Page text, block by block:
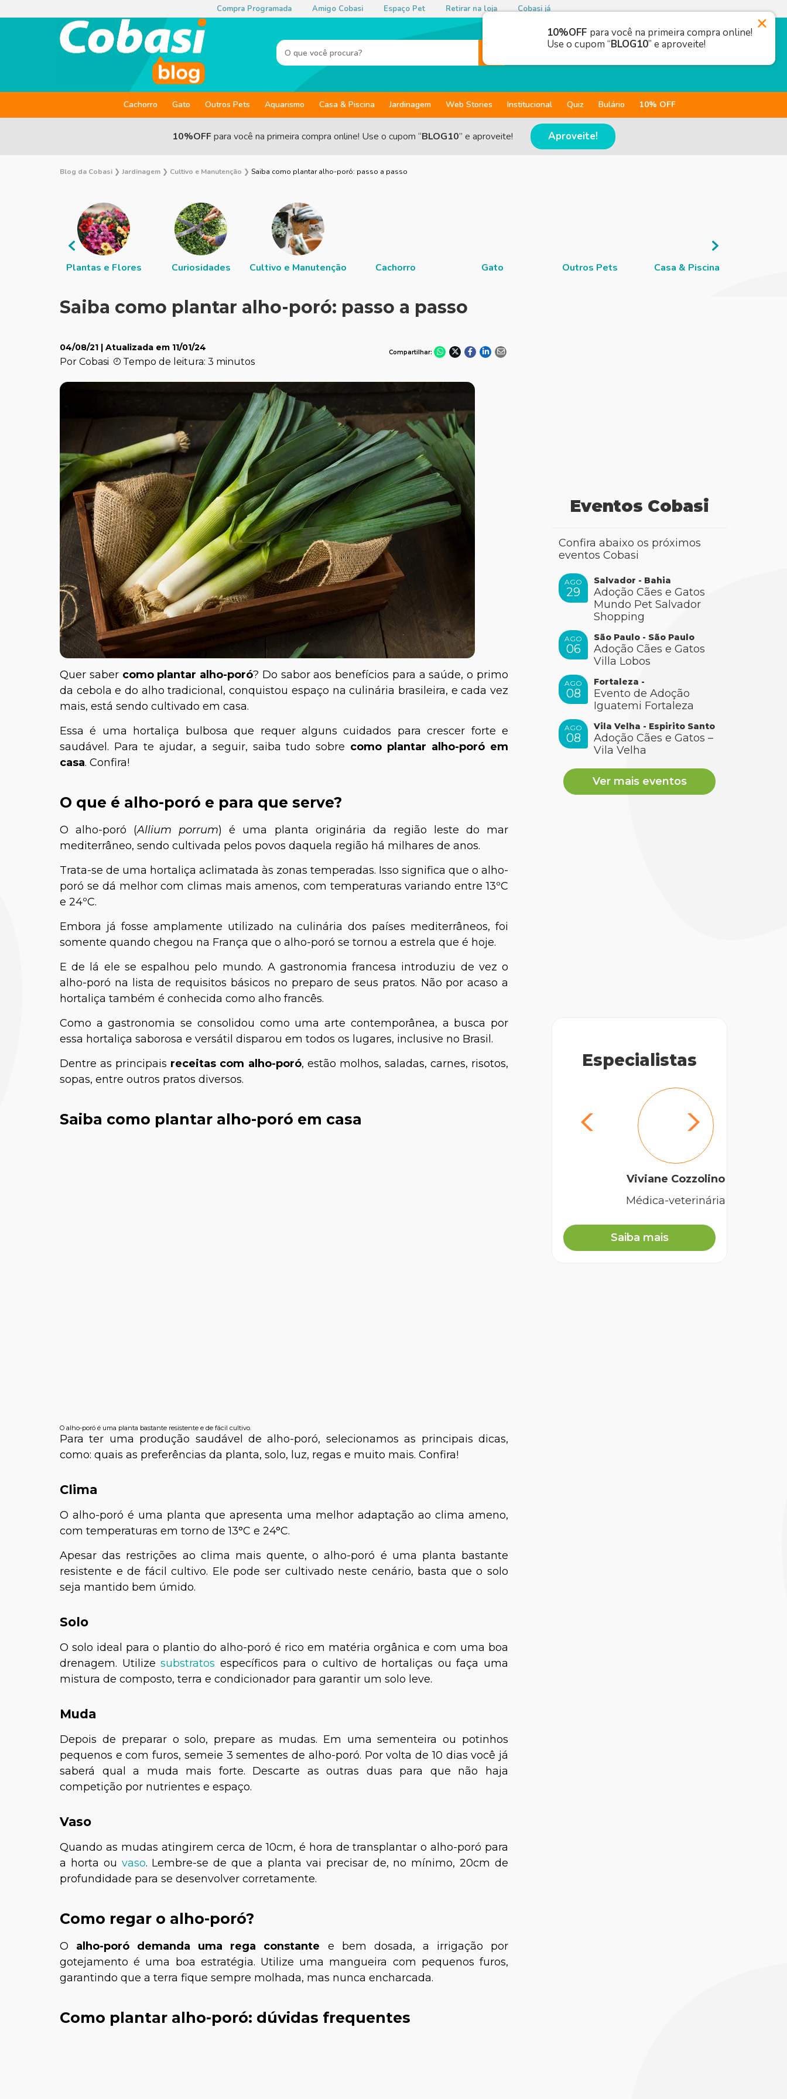
Compra Programada Amigo Cobasi Espaço Pet Retirar na loja Cobasi já
Cachorro Gato Outros Pets Aquarismo Casa & Piscina Jardinagem Web Stories Institucional Quiz Bulário 10% OFF
10%OFFpara você na primeira compra online! Use o cupom “BLOG10” e aproveite! Aproveite!
Blog da Cobasi ❯ Jardinagem ❯ Cultivo e Manutenção ❯ Saiba como plantar alho-poró: passo a passo
Plantas e Flores Curiosidades Cultivo e Manutenção Cachorro Gato Outros Pets Casa & Piscina
Saiba como plantar alho-poró: passo a passo
04/08/21 | Atualizada em 11/01/24
Por Cobasi Tempo de leitura: 3 minutos
Compartilhar:
Quer saber como plantar alho-poró? Do sabor aos benefícios para a saúde, o primo
da cebola e do alho tradicional, conquistou espaço na culinária brasileira, e cada vez
mais, está sendo cultivado em casa.
Essa é uma hortaliça bulbosa que requer alguns cuidados para crescer forte e
saudável. Para te ajudar, a seguir, saiba tudo sobre como plantar alho-poró em
casa. Confira!
O que é alho-poró e para que serve?
O alho-poró (Allium porrum) é uma planta originária da região leste do mar
mediterrâneo, sendo cultivada pelos povos daquela região há milhares de anos.
Trata-se de uma hortaliça aclimatada às zonas temperadas. Isso significa que o alho-
poró se dá melhor com climas mais amenos, com temperaturas variando entre 13ºC
e 24ºC.
Embora já fosse amplamente utilizado na culinária dos países mediterrâneos, foi
somente quando chegou na França que o alho-poró se tornou a estrela que é hoje.
E de lá ele se espalhou pelo mundo. A gastronomia francesa introduziu de vez o
alho-poró na lista de requisitos básicos no preparo de seus pratos. Não por acaso a
hortaliça também é conhecida como alho francês.
Como a gastronomia se consolidou como uma arte contemporânea, a busca por
essa hortaliça saborosa e versátil disparou em todos os lugares, inclusive no Brasil.
Dentre as principais receitas com alho-poró, estão molhos, saladas, carnes, risotos,
sopas, entre outros pratos diversos.
Saiba como plantar alho-poró em casa
O alho-poró é uma planta bastante resistente e de fácil cultivo.
Para ter uma produção saudável de alho-poró, selecionamos as principais dicas,
como: quais as preferências da planta, solo, luz, regas e muito mais. Confira!
Clima
O alho-poró é uma planta que apresenta uma melhor adaptação ao clima ameno,
com temperaturas em torno de 13°C e 24°C.
Apesar das restrições ao clima mais quente, o alho-poró é uma planta bastante
resistente e de fácil cultivo. Ele pode ser cultivado neste cenário, basta que o solo
seja mantido bem úmido.
Solo
O solo ideal para o plantio do alho-poró é rico em matéria orgânica e com uma boa
drenagem. Utilizesubstratos específicos para o cultivo de hortaliças ou faça uma
mistura de composto, terra e condicionador para garantir um solo leve.
Muda
Depois de preparar o solo, prepare as mudas. Em uma sementeira ou potinhos
pequenos e com furos, semeie 3 sementes de alho-poró. Por volta de 10 dias você já
saberá qual a muda mais forte. Descarte as outras duas para que não haja
competição por nutrientes e espaço.
Vaso
Quando as mudas atingirem cerca de 10cm, é hora de transplantar o alho-poró para
a horta ou vaso. Lembre-se de que a planta vai precisar de, no mínimo, 20cm de
profundidade para se desenvolver corretamente.
Como regar o alho-poró?
O alho-poró demanda uma rega constante e bem dosada, a irrigação por
gotejamento é uma boa estratégia. Utilize uma mangueira com pequenos furos,
garantindo que a terra fique sempre molhada, mas nunca encharcada.
Como plantar alho-poró: dúvidas frequentes
Eventos Cobasi
Confira abaixo os próximos
eventos Cobasi
AGO
29
Salvador - Bahia
Adoção Cães e Gatos
Mundo Pet Salvador
Shopping
AGO
06
São Paulo - São Paulo
Adoção Cães e Gatos
Villa Lobos
AGO
08
Fortaleza -
Evento de Adoção
Iguatemi Fortaleza
AGO
08
Vila Velha - Espirito Santo
Adoção Cães e Gatos –
Vila Velha
Ver mais eventos
Especialistas
Viviane Cozzolino
Médica-veterinária
Saiba mais
10%OFF para você na primeira compra online!
Use o cupom “BLOG10” e aproveite!